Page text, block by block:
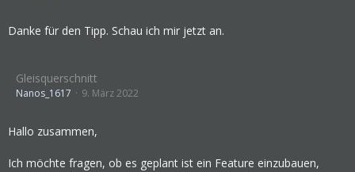
Danke für den Tipp. Schau ich mir jetzt an.
Gleisquerschnitt
Nanos_1617 9. März 2022
Hallo zusammen,
Ich möchte fragen, ob es geplant ist ein Feature einzubauen,